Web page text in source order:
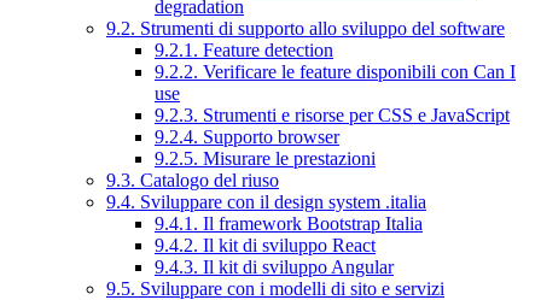
degradation
9.2. Strumenti di supporto allo sviluppo del software
9.2.1. Feature detection
9.2.2. Verificare le feature disponibili con Can I
use
9.2.3. Strumenti e risorse per CSS e JavaScript
9.2.4. Supporto browser
9.2.5. Misurare le prestazioni
9.3. Catalogo del riuso
9.4. Sviluppare con il design system .italia
9.4.1. Il framework Bootstrap Italia
9.4.2. Il kit di sviluppo React
9.4.3. Il kit di sviluppo Angular
9.5. Sviluppare con i modelli di sito e servizi